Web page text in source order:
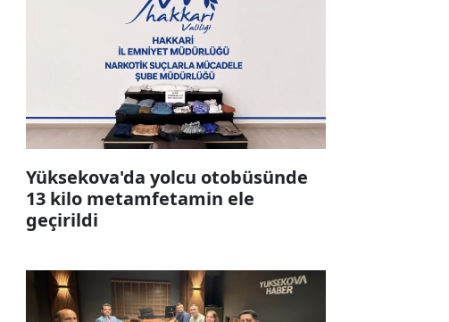
Yüksekova'da yolcu otobüsünde
13 kilo metamfetamin ele
geçirildi